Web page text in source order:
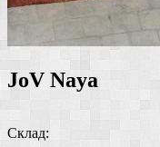
JoV Naya
Склад: